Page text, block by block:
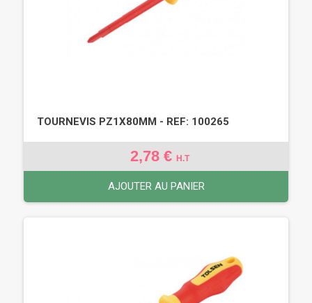
TOURNEVIS PZ1X80MM - REF: 100265
2,78 € H.T
AJOUTER AU PANIER